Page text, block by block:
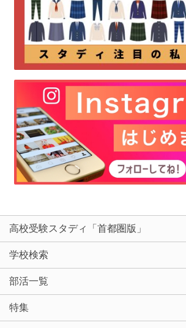
高校受験スタディ「首都圏版」
学校検索
部活一覧
特集